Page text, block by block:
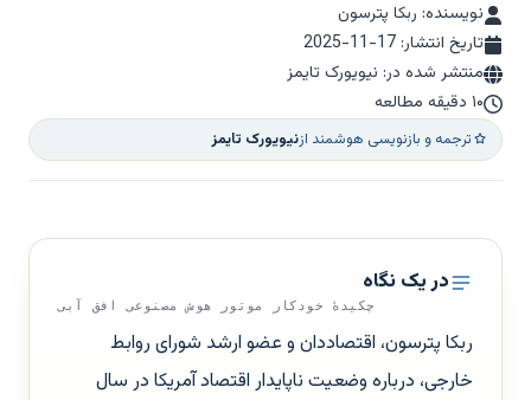
نویسنده: ربکا پترسون
تاریخ انتشار: 2025-11-17
منتشر شده در: نیویورک تایمز
۱۰ دقیقه مطالعه
ترجمه و بازنویسی هوشمند ازنیویورک تایمز
در یک نگاه
چکیدهٔ خودکار موتور هوش مصنوعی افق آبی
ربکا پترسون، اقتصاددان و عضو ارشد شورای روابط
خارجی، درباره وضعیت ناپایدار اقتصاد آمریکا در سال